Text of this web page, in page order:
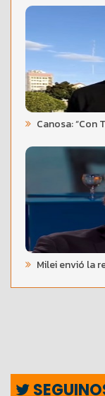
Canosa: “Con
Milei envió la